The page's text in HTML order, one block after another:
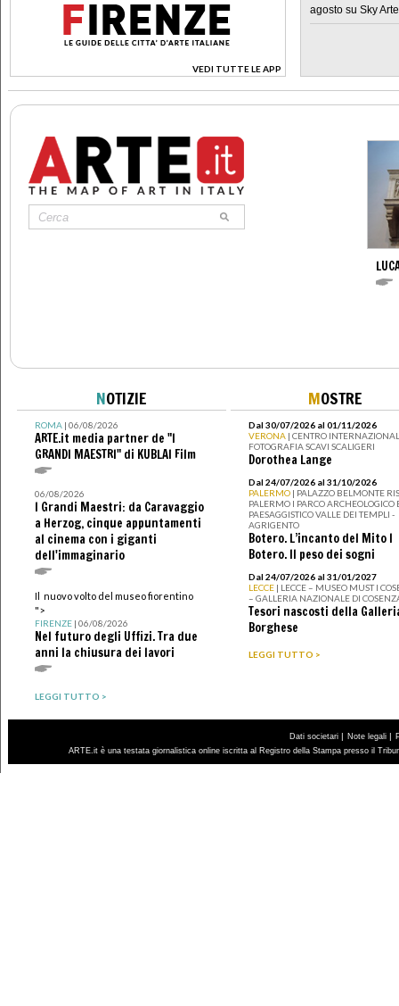
VEDI TUTTE LE APP
>
agosto su Sky Arte
NOTIZIE
ROMA| 06/08/2026
ARTE.it media partner de "I
GRANDI MAESTRI" di KUBLAI Film
06/08/2026
I Grandi Maestri: da Caravaggio
a Herzog, cinque appuntamenti
al cinema con i giganti
dell'immaginario
Il nuovo volto del museo fiorentino
">
FIRENZE| 06/08/2026
Nel futuro degli Uffizi. Tra due
anni la chiusura dei lavori
LEGGI TUTTO >
MOSTRE
Dal 30/07/2026 al 01/11/2026
VERONA | CENTRO
FOTOGRAFIA SCAVI SCALIGERI
Dorothea Lange
Dal 24/07/2026 al 31/10/2026
PALERMO | PALAZZO BELMONTE
PALERMO I PARCO ARCHEOLOGICO
PAESAGGISTICO VALLE DEI TEMPLI -
AGRIGENTO
Botero. L’incanto del Mito I
Botero. Il peso dei sogni
Dal 24/07/2026 al 31/01/2027
LECCE | LECCE – MUSEO MUST I
– GALLERIA NAZIONALE DI
Tesori nascosti della
Borghese
LEGGI TUTTO >
Dati societari | Note legali |
ARTE.it è una testata giornalistica online iscritta al Registro della Stampa presso il